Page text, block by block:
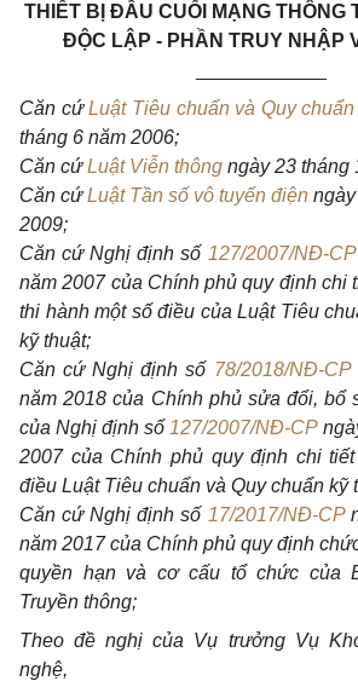
THIẾT BỊ ĐẦU CUỐI MẠNG THÔNG
ĐỘC LẬP - PHẦN TRUY NHẬP
Căn cứLuật Tiêu chuẩn và Quy
tháng 6 năm 2006;
Căn cứLuật Viễn thông ngày 23 tháng
Căn cứLuật Tần số vô tuyến điện
2009;
Căn cứ Nghị định số 127/2007/NĐ-CP
năm 2007 của Chính phủ quy định chi
thi hành một số điều của Luật Tiêu
kỹ thuật;
Căn cứ Nghị định số 78/2018/NĐ-CP
năm 2018 của Chính phủ sửa đổi, bổ
của Nghị định số 127/2007/NĐ-CP
2007 của Chính phủ quy định chi
điều Luật Tiêu chuẩn và Quy chuẩn kỹ
Căn cứ Nghị định số 17/2017/NĐ-CP
năm 2017 của Chính phủ quy định
quyền hạn và cơ cấu tổ chức của
Truyền thông;
Theo đề nghị của Vụ trưởng Vụ
nghệ,